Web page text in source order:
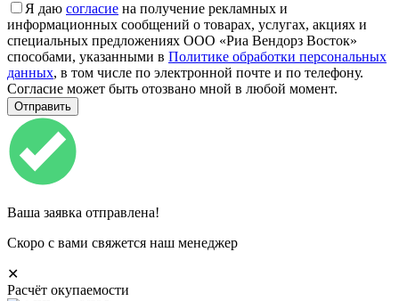
Я даю согласие на получение рекламных и
информационных сообщений о товарах, услугах, акциях и
специальных предложениях ООО «Риа Вендорз Восток»
способами, указанными в Политике обработки персональных
данных, в том числе по электронной почте и по телефону.
Согласие может быть отозвано мной в любой момент.
Ваша заявка отправлена!
Скоро с вами свяжется наш менеджер
✕
Расчёт окупаемости